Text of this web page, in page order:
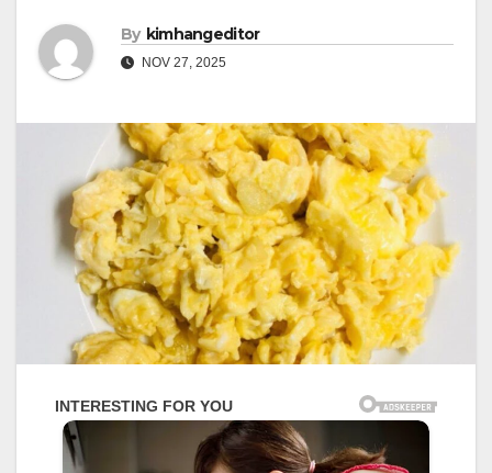
By kimhangeditor
NOV 27, 2025